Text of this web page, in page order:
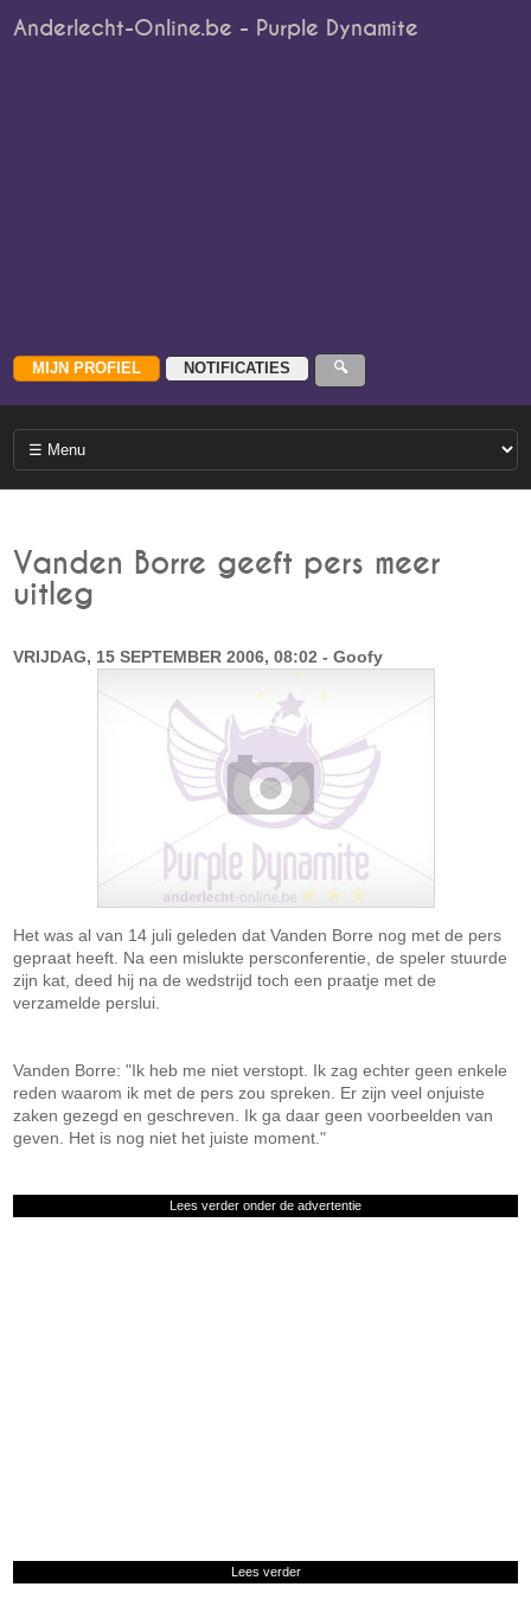
Anderlecht-Online.be - Purple Dynamite
Vanden Borre geeft pers meer
uitleg
VRIJDAG, 15 SEPTEMBER 2006, 08:02 - Goofy
Het was al van 14 juli geleden dat Vanden Borre nog met de pers
gepraat heeft. Na een mislukte persconferentie, de speler stuurde
zijn kat, deed hij na de wedstrijd toch een praatje met de
verzamelde perslui.
Vanden Borre: "Ik heb me niet verstopt. Ik zag echter geen enkele
reden waarom ik met de pers zou spreken. Er zijn veel onjuiste
zaken gezegd en geschreven. Ik ga daar geen voorbeelden van
geven. Het is nog niet het juiste moment."
Lees verder onder de advertentie
Lees verder